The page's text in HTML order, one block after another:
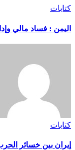
كتابات
اليمن : فساد مالي
كتابات
إيران بين خسائر